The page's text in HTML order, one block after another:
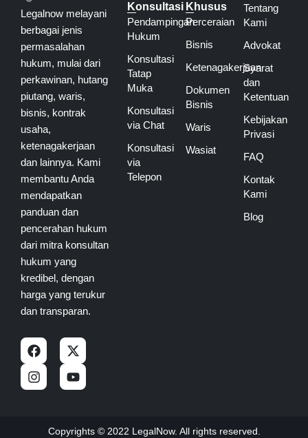
Legalnow melayani
berbagai jenis
permasalahan
hukum, mulai dari
perkawinan, hutang
piutang, waris,
bisnis, kontrak
usaha,
ketenagakerjaan
dan lainnya. Kami
membantu Anda
mendapatkan
panduan dan
pencerahan hukum
dari mitra konsultan
hukum yang
kredibel, dengan
harga yang terukur
dan transparan.
F
a
c
e
X
-
t
w
e
I
n
s
t
Y
o
u
t
Konsultasi
Pendampingan
Hukum
Konsultasi
Tatap
Muka
Konsultasi
via Chat
Konsultasi
via
Telepon
Khusus
Perceraian
Bisnis
Ketenagakerjaan
Dokumen
Bisnis
Waris
Wasiat
Tentang
Kami
Advokat
Syarat
dan
Ketentuan
Kebijakan
Privasi
FAQ
Kontak
Kami
Blog
Copyrights © 2022 LegalNow. All rights reserved.